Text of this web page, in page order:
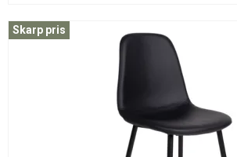
Skarp pris